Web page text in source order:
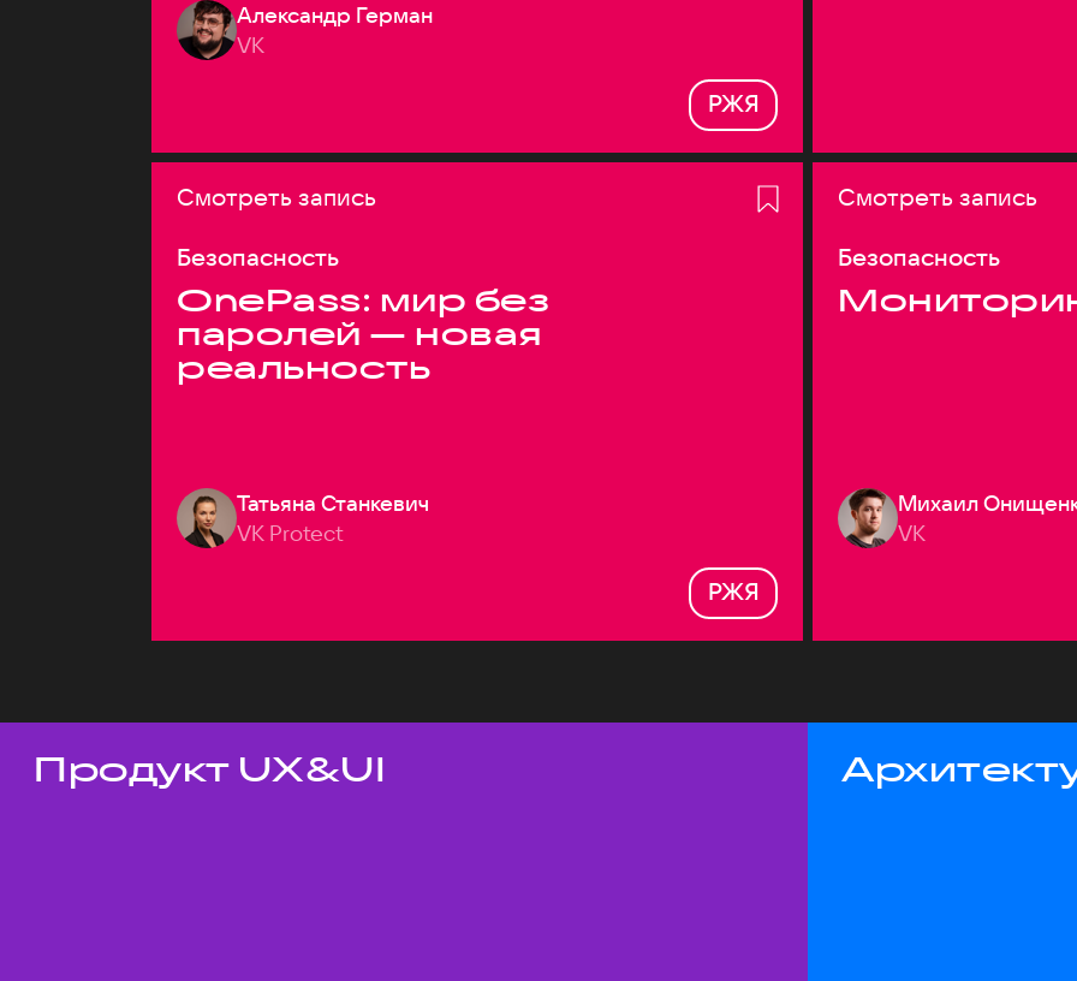
Александр Герман
VK
РЖЯ
Смотреть запись
Безопасность
OnePass: мир без
паролей — новая
реальность
Татьяна Станкевич
VK Protect
РЖЯ
Смотреть запись
Безопасность
Михаил
VK
Темы докладов
Продукт UX&UI